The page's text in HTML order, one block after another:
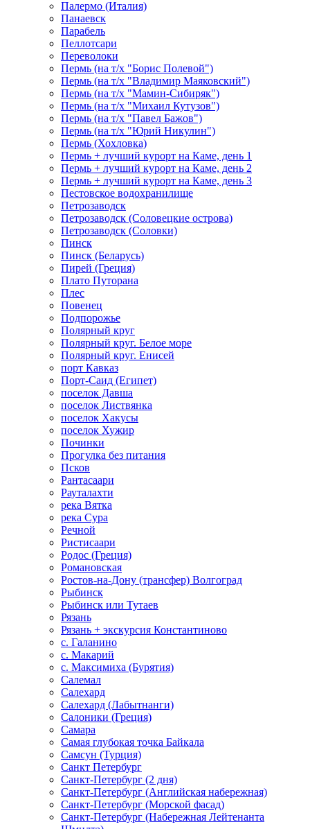
Палермо (Италия)
Панаевск
Парабель
Пеллотсари
Переволоки
Пермь (на т/х "Борис Полевой")
Пермь (на т/х "Владимир Маяковский")
Пермь (на т/х "Мамин-Сибиряк")
Пермь (на т/х "Михаил Кутузов")
Пермь (на т/х "Павел Бажов")
Пермь (на т/х "Юрий Никулин")
Пермь (Хохловка)
Пермь + лучший курорт на Каме, день 1
Пермь + лучший курорт на Каме, день 2
Пермь + лучший курорт на Каме, день 3
Пестовское водохранилище
Петрозаводск
Петрозаводск (Соловецкие острова)
Петрозаводск (Соловки)
Пинск
Пинск (Беларусь)
Пирей (Греция)
Плато Путорана
Плес
Повенец
Подпорожье
Полярный круг
Полярный круг. Белое море
Полярный круг. Енисей
порт Кавказ
Порт-Саид (Египет)
поселок Давша
поселок Листвянка
поселок Хакусы
поселок Хужир
Починки
Прогулка без питания
Псков
Рантасаари
Рауталахти
река Вятка
река Сура
Речной
Ристисаари
Родос (Греция)
Романовская
Ростов-на-Дону (трансфер) Волгоград
Рыбинск
Рыбинск или Тутаев
Рязань
Рязань + экскурсия Константиново
с. Галанино
с. Макарий
с. Максимиха (Бурятия)
Салемал
Салехард
Салехард (Лабытнанги)
Салоники (Греция)
Самара
Самая глубокая точка Байкала
Самсун (Турция)
Санкт Петербург
Санкт-Петербург (2 дня)
Санкт-Петербург (Английская набережная)
Санкт-Петербург (Морской фасад)
Санкт-Петербург (Набережная Лейтенанта